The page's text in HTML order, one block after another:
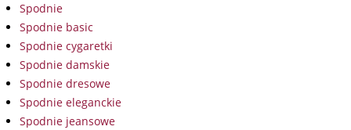
Spodnie
Spodnie basic
Spodnie cygaretki
Spodnie damskie
Spodnie dresowe
Spodnie eleganckie
Spodnie jeansowe